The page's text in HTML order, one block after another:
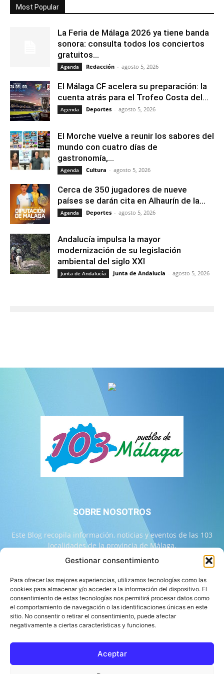
Gestionar consentimiento
Para ofrecer las mejores experiencias, utilizamos tecnologías como las
cookies para almacenar y/o acceder a la información del dispositivo. El
consentimiento de estas tecnologías nos permitirá procesar datos como
el comportamiento de navegación o las identificaciones únicas en este
sitio. No consentir o retirar el consentimiento, puede afectar
negativamente a ciertas características y funciones.
Aceptar
Most Popular
La Feria de Málaga 2026 ya tiene banda
sonora: consulta todos los conciertos
gratuitos...
Agenda Redacción - agosto 5, 2026
El Málaga CF acelera su preparación: la
cuenta atrás para el Trofeo Costa del...
Agenda Deportes - agosto 5, 2026
El Morche vuelve a reunir los sabores del
mundo con cuatro días de
gastronomía,...
Agenda Cultura - agosto 5, 2026
Cerca de 350 jugadores de nueve
países se darán cita en Alhaurín de la...
Agenda Deportes - agosto 5, 2026
Andalucía impulsa la mayor
modernización de su legislación
ambiental del siglo XXI
Junta de Andalucía Junta de Andalucía - agosto 5, 2026
SOBRE NOSOTROS
Este Blog recopila información, noticias y eventos de las 103
localidades de la provincia de Málaga.
Contáctanos: info@103malaga.com
SÍGUENOS
Equipo de 103 Málaga